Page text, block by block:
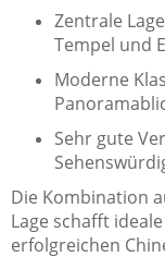
Zentrale
Tempel und
Moderne
Sehr gute
Die Kombination
Lage schafft
erfolgreichen